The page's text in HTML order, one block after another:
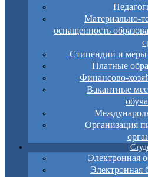
Материально-
оснащенность
Стипендии и
Платные
Финансово-
Вакантные
Организация
Электронная
Электронная